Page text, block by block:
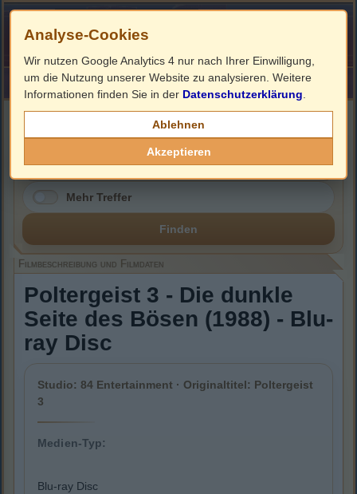
HOME ImpressumLinks
Filmbeschreibung, Cover & Blu-ray Infos
Mehr Treffer
Finden
Filmbeschreibung und Filmdaten
Poltergeist 3 - Die dunkle
Seite des Bösen (1988) - Blu-
ray Disc
Studio: 84 Entertainment · Originaltitel: Poltergeist
3
Medien-Typ:
Blu-ray Disc
Analyse-Cookies
Wir nutzen Google Analytics 4 nur nach Ihrer Einwilligung,
um die Nutzung unserer Website zu analysieren. Weitere
Informationen finden Sie in der Datenschutzerklärung
Ablehnen
Akzeptieren